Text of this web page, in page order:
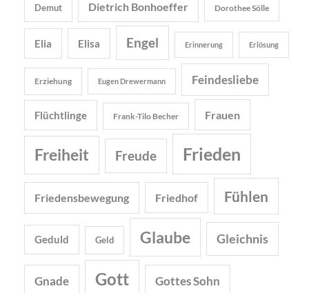
Demut Dietrich Bonhoeffer Dorothee Sölle
Elia Elisa Engel Erinnerung Erlösung
Erziehung Eugen Drewermann Feindesliebe
Flüchtlinge Frank-Tilo Becher Frauen
Freiheit Freude Frieden
Friedensbewegung Friedhof Fühlen
Geduld Geld Glaube Gleichnis
Gnade Gott Gottes Sohn